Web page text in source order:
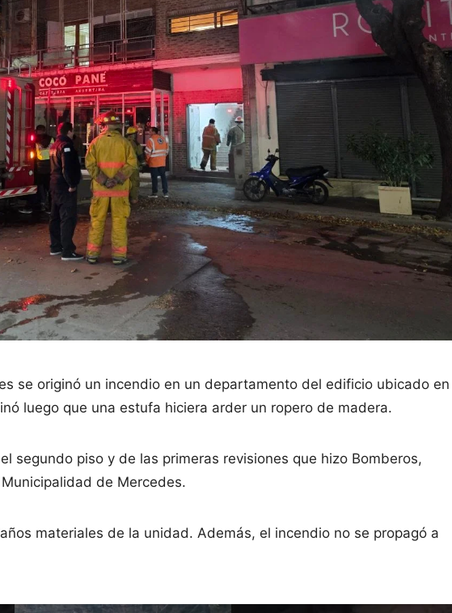
se originó un incendio en un departamento del edificio ubicado en
luego que una estufa hiciera arder un ropero de madera.
segundo piso y de las primeras revisiones que hizo Bomberos,
de Mercedes.
materiales de la unidad. Además, el incendio no se propagó a